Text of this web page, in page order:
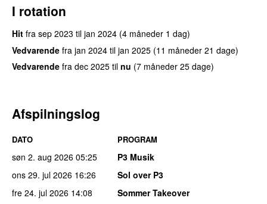
I rotation
Hit fra sep 2023 til jan 2024 (4 måneder 1 dag)
Vedvarende fra jan 2024 til jan 2025 (11 måneder 21 dage)
Vedvarende fra dec 2025 til nu (7 måneder 25 dage)
Afspilningslog
DATO PROGRAM
søn 2. aug 2026 05:25
P3 Musik
ons 29. jul 2026 16:26
Sol over P3
fre 24. jul 2026 14:08
Sommer Takeover